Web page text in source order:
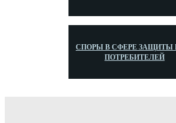
СПОРЫ В СФЕРЕ ЗАЩИТЫ
ПОТРЕБИТЕЛЕЙ